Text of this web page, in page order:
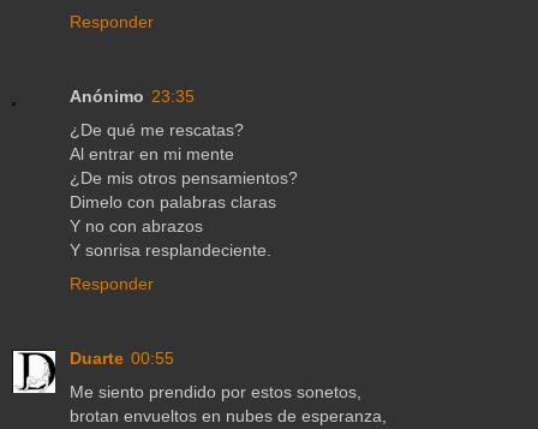
Responder
Anónimo 23:35
¿De qué me rescatas?
Al entrar en mi mente
¿De mis otros pensamientos?
Dimelo con palabras claras
Y no con abrazos
Y sonrisa resplandeciente.
Responder
Duarte 00:55
Me siento prendido por estos sonetos,
brotan envueltos en nubes de esperanza,